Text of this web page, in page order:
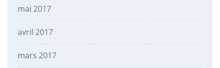
mai 2017
avril 2017
mars 2017